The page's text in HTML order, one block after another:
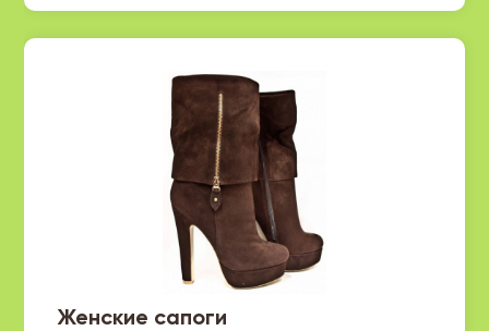
Женские сапоги